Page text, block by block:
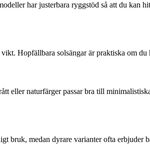
har justerbara ryggstöd så att du kan
Hopfällbara solsängar är praktiska om
eller naturfärger passar bra till
bruk, medan dyrare varianter ofta erbjuder